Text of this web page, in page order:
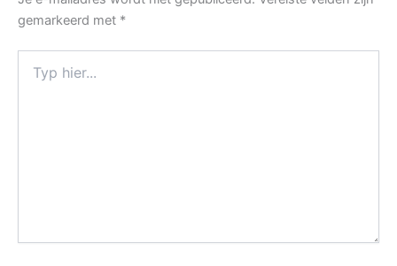
gemarkeerd met *
hier...